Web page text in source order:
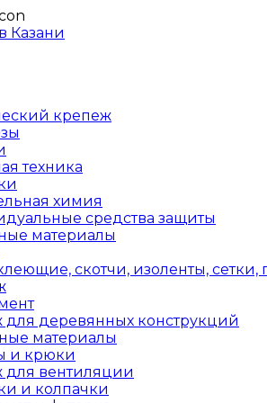
крепеж
техника
химия
средства защиты
материалы
скотчи, изоленты, сетки,
для деревянных конструкций
материалы
и крюки
для вентиляции
и колпачки